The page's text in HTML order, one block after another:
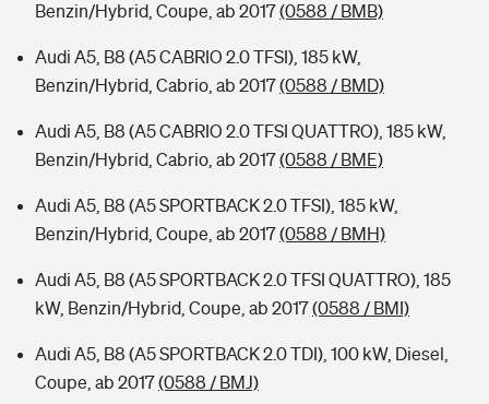
Benzin/Hybrid, Coupe, ab 2017(0588 / BMB)
Audi A5, B8 (A5 CABRIO 2.0 TFSI), 185 kW,
Benzin/Hybrid, Cabrio, ab 2017(0588 / BMD)
Audi A5, B8 (A5 CABRIO 2.0 TFSI QUATTRO), 185 kW,
Benzin/Hybrid, Cabrio, ab 2017(0588 / BME)
Audi A5, B8 (A5 SPORTBACK 2.0 TFSI), 185 kW,
Benzin/Hybrid, Coupe, ab 2017(0588 / BMH)
Audi A5, B8 (A5 SPORTBACK 2.0 TFSI QUATTRO), 185
kW, Benzin/Hybrid, Coupe, ab 2017(0588 / BMI)
Audi A5, B8 (A5 SPORTBACK 2.0 TDI), 100 kW, Diesel,
Coupe, ab 2017(0588 / BMJ)